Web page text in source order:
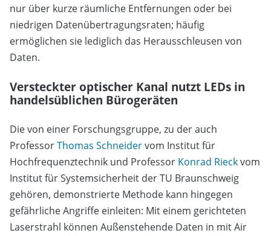
nur über kurze räumliche Entfernungen oder bei
niedrigen Datenübertragungsraten; häufig
ermöglichen sie lediglich das Herausschleusen von
Daten.
Versteckter optischer Kanal nutzt LEDs in
handelsüblichen Bürogeräten
Die von einer Forschungsgruppe, zu der auch
ProfessorThomas Schneidervom Institut für
Hochfrequenztechnik und Professor Konrad Rieckvom
Institut für Systemsicherheit der TU Braunschweig
gehören, demonstrierte Methode kann hingegen
gefährliche Angriffe einleiten: Mit einem gerichteten
Laserstrahl können Außenstehende Daten in mit Air